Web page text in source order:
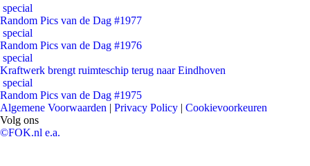
special
Random Pics van de Dag #1977
special
Random Pics van de Dag #1976
special
Kraftwerk brengt ruimteschip terug naar Eindhoven
special
Random Pics van de Dag #1975
Algemene Voorwaarden | Privacy Policy | Cookievoorkeuren
Volg ons
©FOK.nl e.a.